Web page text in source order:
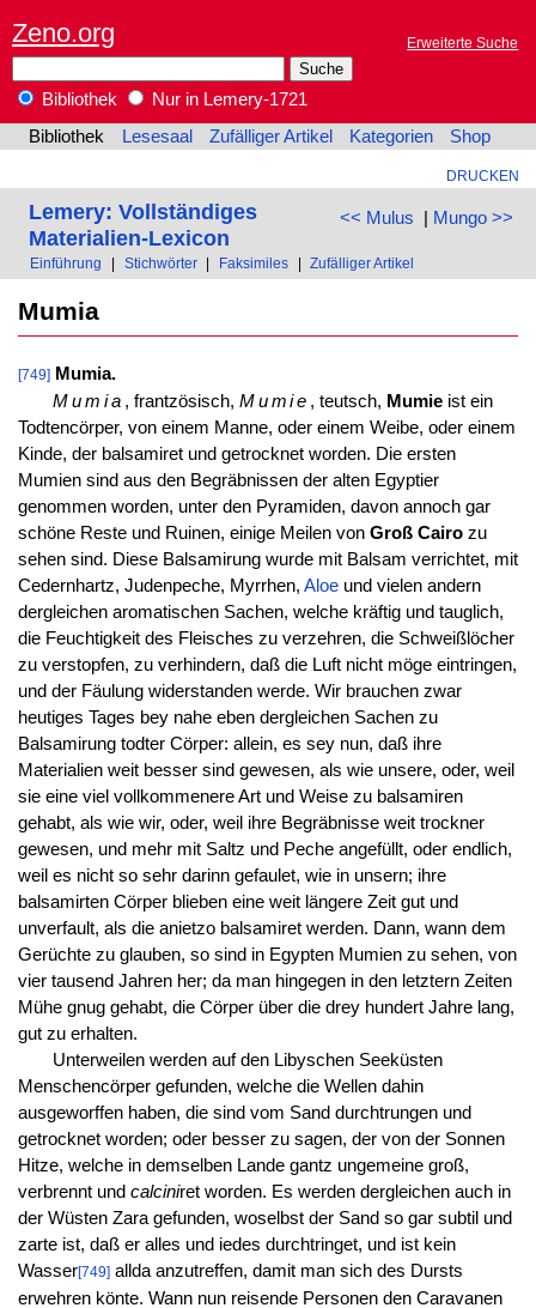
Zeno.org Erweiterte Suche
Bibliothek
Nur in Lemery-1721
Bibliothek
Lesesaal Zufälliger Artikel Kategorien Shop
DRUCKEN
<< Mulus | Mungo >>
Lemery: Vollständiges
Materialien-Lexicon
Einführung Stichwörter Faksimiles Zufälliger Artikel
Mumia
[749] Mumia.
Mumia , frantzösisch, Mumie , teutsch, Mumie ist ein
Todtencörper, von einem Manne, oder einem Weibe, oder einem
Kinde, der balsamiret und getrocknet worden. Die ersten
Mumien sind aus den Begräbnissen der alten Egyptier
genommen worden, unter den Pyramiden, davon annoch gar
schöne Reste und Ruinen, einige Meilen von Groß Cairozu
sehen sind. Diese Balsamirung wurde mit Balsam verrichtet, mit
Cedernhartz, Judenpeche, Myrrhen, Aloeund vielen andern
dergleichen aromatischen Sachen, welche kräftig und tauglich,
die Feuchtigkeit des Fleisches zu verzehren, die Schweißlöcher
zu verstopfen, zu verhindern, daß die Luft nicht möge eintringen,
und der Fäulung widerstanden werde. Wir brauchen zwar
heutiges Tages bey nahe eben dergleichen Sachen zu
Balsamirung todter Cörper: allein, es sey nun, daß ihre
Materialien weit besser sind gewesen, als wie unsere, oder, weil
sie eine viel vollkommenere Art und Weise zu balsamiren
gehabt, als wie wir, oder, weil ihre Begräbnisse weit trockner
gewesen, und mehr mit Saltz und Peche angefüllt, oder endlich,
weil es nicht so sehr darinn gefaulet, wie in unsern; ihre
balsamirten Cörper blieben eine weit längere Zeit gut und
unverfault, als die anietzo balsamiret werden. Dann, wann dem
Gerüchte zu glauben, so sind in Egypten Mumien zu sehen, von
vier tausend Jahren her; da man hingegen in den letztern Zeiten
Mühe gnug gehabt, die Cörper über die drey hundert Jahre lang,
gut zu erhalten.
Unterweilen werden auf den Libyschen Seeküsten
Menschencörper gefunden, welche die Wellen dahin
ausgeworffen haben, die sind vom Sand durchtrungen und
getrocknet worden; oder besser zu sagen, der von der Sonnen
Hitze, welche in demselben Lande gantz ungemeine groß,
verbrennt und calciniret worden. Es werden dergleichen auch in
der Wüsten Zara gefunden, woselbst der Sand so gar subtil und
zarte ist, daß er alles und iedes durchtringet, und ist kein
Wasser[749]allda anzutreffen, damit man sich des Dursts
erwehren könte. Wann nun reisende Personen den Caravanen